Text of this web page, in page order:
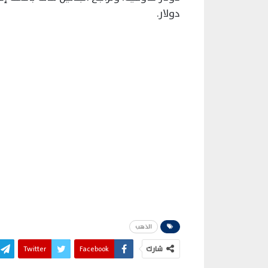
دولار.
الذهب
شارك Facebook
Twitter